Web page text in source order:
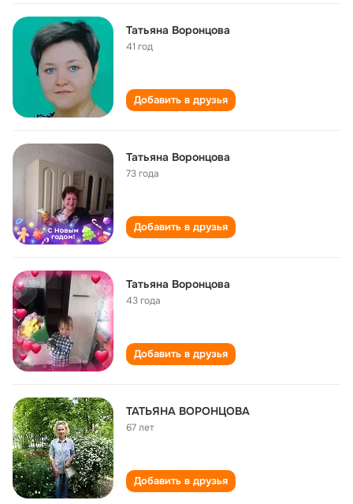
Татьяна Воронцова
41 год
Добавить в друзья
Татьяна Воронцова
73 года
Добавить в друзья
Татьяна Воронцова
43 года
Добавить в друзья
ТАТЬЯНА ВОРОНЦОВА
67 лет
Добавить в друзья